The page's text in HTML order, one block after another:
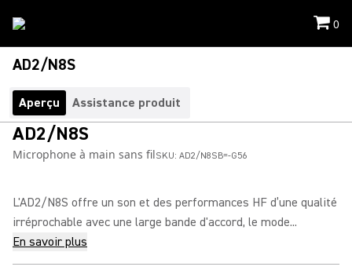
0
AD2/N8S
Aperçu Assistance produit
AD2/N8S
Microphone à main sans filSKU: AD2/N8SB=-G56
L'AD2/N8S offre un son et des performances HF d’une qualité
irréprochable avec une large bande d'accord, le mode...
En savoir plus